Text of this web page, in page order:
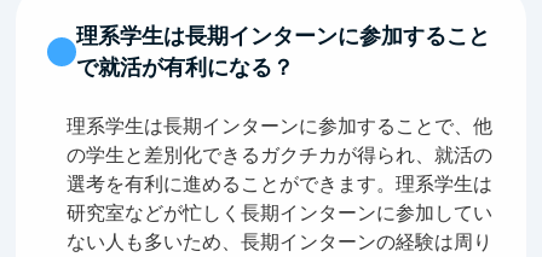
理系学生は長期インターンに参加すること
で就活が有利になる？
理系学生は長期インターンに参加することで、他
の学生と差別化できるガクチカが得られ、就活の
選考を有利に進めることができます。理系学生は
研究室などが忙しく長期インターンに参加してい
ない人も多いため、長期インターンの経験は周り